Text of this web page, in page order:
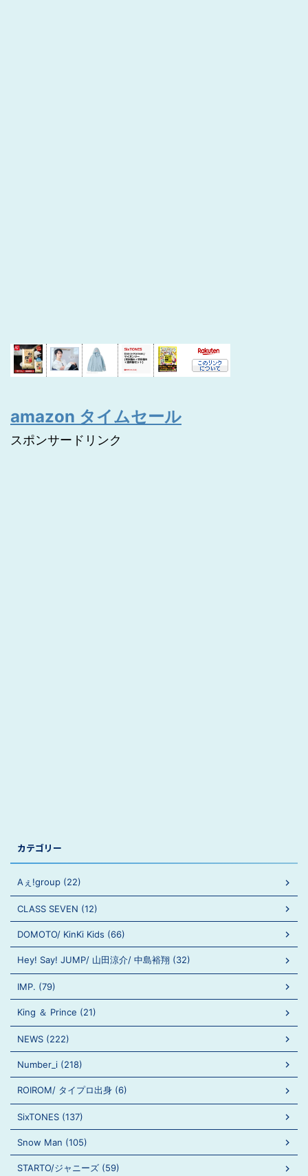
amazon タイムセール
スポンサードリンク
カテゴリー
Aぇ!group (22)
CLASS SEVEN (12)
DOMOTO/ KinKi Kids (66)
Hey! Say! JUMP/ 山田涼介/ 中島裕翔 (32)
IMP. (79)
King ＆ Prince (21)
NEWS (222)
Number_i (218)
ROIROM/ タイプロ出身 (6)
SixTONES (137)
Snow Man (105)
STARTO/ジャニーズ (59)